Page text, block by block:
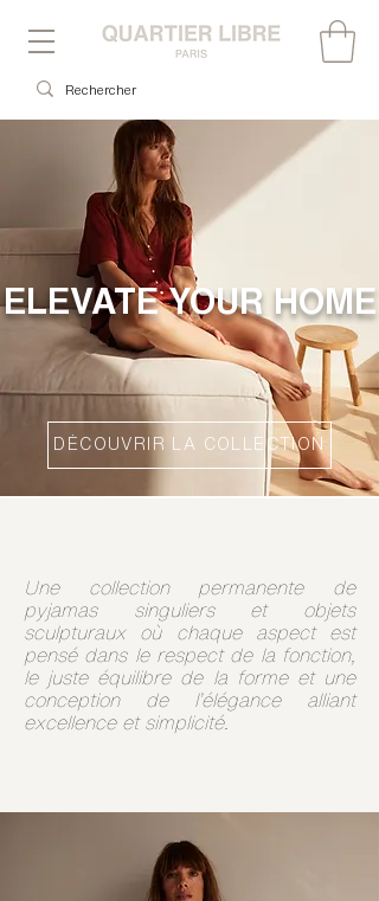
DÉCOUVRIR LA COLLECTION
ELEVATE YOUR HOME
Une collection permanente de
pyjamas singuliers et objets
sculpturaux où chaque aspect est
pensé dans le respect de la fonction,
le juste équilibre de la forme et une
conception de l’élégance alliant
excellence et simplicité.